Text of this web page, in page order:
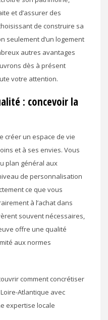
et d’assurer des
de construire sa
seulement d’un logement
autres avantages
dès à présent
votre attention.
: concevoir la
créer un espace de vie
et à ses envies. Vous
plan général aux
de personnalisation
ce que vous
à l’achat dans
souvent nécessaires,
offre une qualité
aux normes
comment concrétiser
Atlantique avec
expertise locale